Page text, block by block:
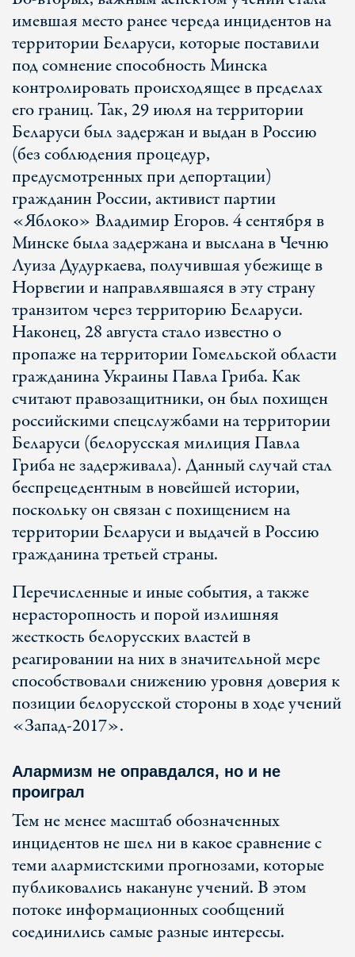
имевшая место ранее череда инцидентов на
территории Беларуси, которые поставили
под сомнение способность Минска
контролировать происходящее в пределах
его границ. Так, 29 июля на территории
Беларуси был задержан и выдан в Россию
(без соблюдения процедур,
предусмотренных при депортации)
гражданин России, активист партии
«Яблоко» Владимир Егоров. 4 сентября в
Минске была задержана и выслана в Чечню
Луиза Дудуркаева, получившая убежище в
Норвегии и направлявшаяся в эту страну
транзитом через территорию Беларуси.
Наконец, 28 августа стало известно о
пропаже на территории Гомельской области
гражданина Украины Павла Гриба. Как
считают правозащитники, он был похищен
российскими спецслужбами на территории
Беларуси (белорусская милиция Павла
Гриба не задерживала). Данный случай стал
беспрецедентным в новейшей истории,
поскольку он связан с похищением на
территории Беларуси и выдачей в Россию
гражданина третьей страны.
Перечисленные и иные события, а также
нерасторопность и порой излишняя
жесткость белорусских властей в
реагировании на них в значительной мере
способствовали снижению уровня доверия к
позиции белорусской стороны в ходе учений
«Запад-2017».
Алармизм не оправдался, но и не
проиграл
Тем не менее масштаб обозначенных
инцидентов не шел ни в какое сравнение с
теми алармистскими прогнозами, которые
публиковались накануне учений. В этом
потоке информационных сообщений
соединились самые разные интересы.